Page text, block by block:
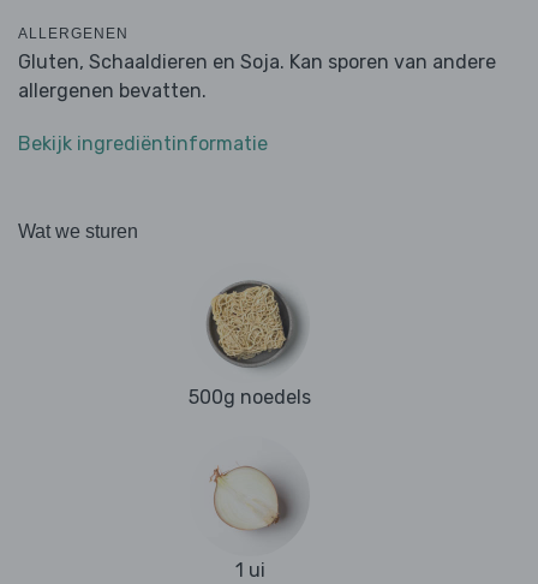
ALLERGENEN
Gluten, Schaaldieren en Soja. Kan sporen van andere
allergenen bevatten.
Bekijk ingrediëntinformatie
Wat we sturen
500g noedels
1 ui